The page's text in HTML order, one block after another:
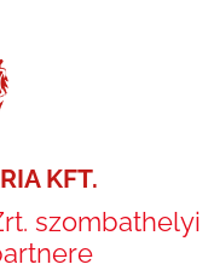
KFT.
szombathelyi